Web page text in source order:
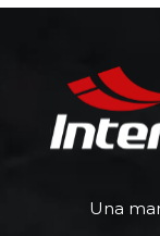
Una